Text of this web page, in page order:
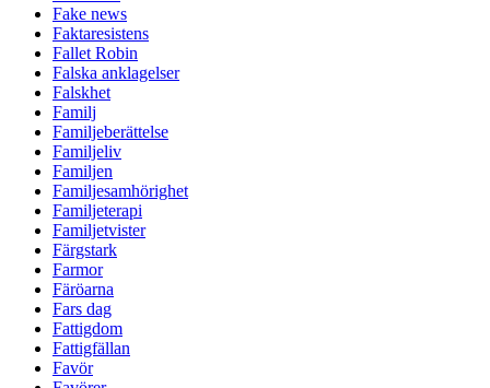
Fake news
Faktaresistens
Fallet Robin
Falska anklagelser
Falskhet
Familj
Familjeberättelse
Familjeliv
Familjen
Familjesamhörighet
Familjeterapi
Familjetvister
Färgstark
Farmor
Färöarna
Fars dag
Fattigdom
Fattigfällan
Favör